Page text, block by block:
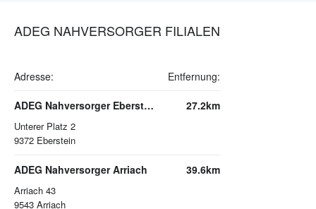
ADEG NAHVERSORGER FILIALEN
Adresse: Entfernung:
ADEG Nahversorger Eberstein
Unterer Platz 2
9372 Eberstein
27.2km
ADEG Nahversorger Arriach
Arriach 43
9543 Arriach
39.6km